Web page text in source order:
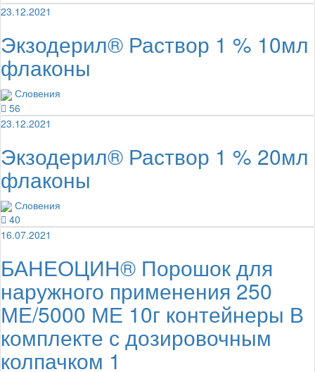
23.12.2021
Экзодерил® Раствор 1 % 10мл
флаконы
Словения
56
23.12.2021
Экзодерил® Раствор 1 % 20мл
флаконы
Словения
40
16.07.2021
БАНЕОЦИН® Порошок для
наружного применения 250
МЕ/5000 МЕ 10г контейнеры В
комплекте с дозировочным
колпачком 1